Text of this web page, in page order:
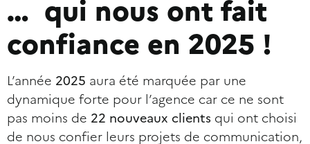
… qui nous ont fait
confiance en 2025 !
L’année 2025 aura été marquée par une
dynamique forte pour l’agence car ce ne sont
pas moins de 22 nouveaux clients qui ont choisi
de nous confier leurs projets de communication,